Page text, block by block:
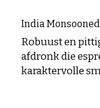
India
Robuust en
afdronk die
karaktervolle